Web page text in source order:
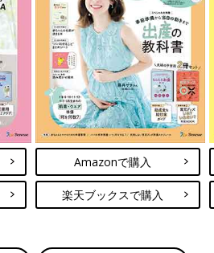
Amazonで購入
楽天ブックスで購入